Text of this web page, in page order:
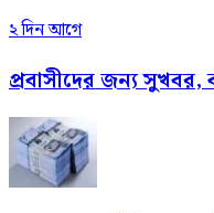
২ দিন আগে
প্রবাসীদের জন্য সুখবর,